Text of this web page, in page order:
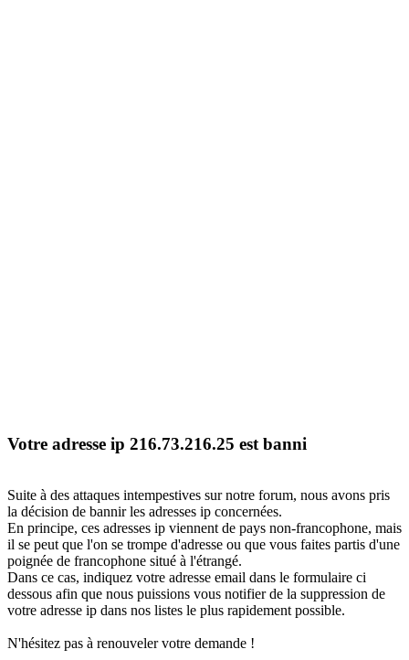
Votre adresse ip 216.73.216.25 est banni
Suite à des attaques intempestives sur notre forum, nous avons pris
la décision de bannir les adresses ip concernées.
En principe, ces adresses ip viennent de pays non-francophone, mais
il se peut que l'on se trompe d'adresse ou que vous faites partis d'une
poignée de francophone situé à l'étrangé.
Dans ce cas, indiquez votre adresse email dans le formulaire ci
dessous afin que nous puissions vous notifier de la suppression de
votre adresse ip dans nos listes le plus rapidement possible.
N'hésitez pas à renouveler votre demande !